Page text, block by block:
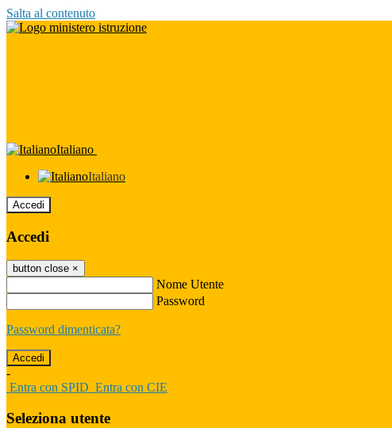
Salta al contenuto
Italiano
Italiano
Accedi
Accedi
button close ×
Nome Utente
Password
Password dimenticata?
-
Entra con SPID Entra con CIE
Seleziona utente